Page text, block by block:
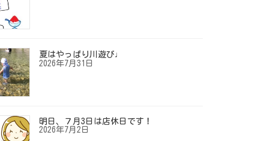
夏はやっぱり川遊び♩
2026年7月31日
明日、７月3日は店休日です！
2026年7月2日